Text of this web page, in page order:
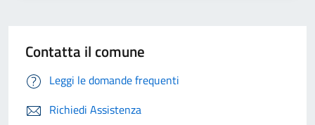
Contatta il comune
Leggi le domande frequenti
Richiedi Assistenza